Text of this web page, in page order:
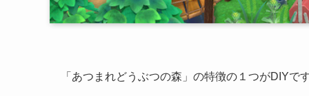
「あつまれどうぶつの森」の特徴の１つがDIYで